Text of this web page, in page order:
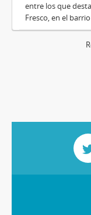
entre los que
Fresco, en el barrio